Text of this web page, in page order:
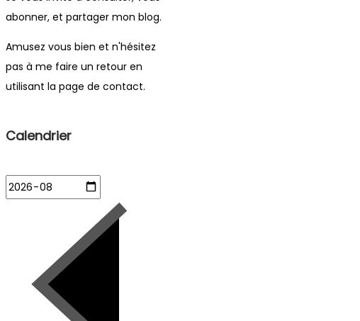
abonner, et partager mon blog.
Amusez vous bien et n'hésitez
pas à me faire un retour en
utilisant la page de contact.
Calendrier